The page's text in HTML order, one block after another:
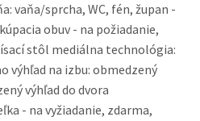
vaňa/sprcha, WC, fén, župan -
obuv - na požiadanie,
stôl mediálna technológia:
výhľad na izbu: obmedzený
výhľad do dvora
- na vyžiadanie, zdarma,